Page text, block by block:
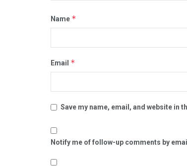
Name *
Email *
Save my name, email, and website in
Notify me of follow-up comments by